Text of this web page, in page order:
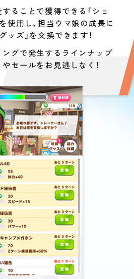
ることで獲得できる「ショ
使⽤し、担当ウマ娘の成長に
ッズ」を交換できます！
ングで発生するラインナップ
セールをお見逃しなく！